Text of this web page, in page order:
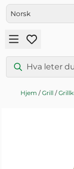
Hopp til innhold
Hjem /Grill /